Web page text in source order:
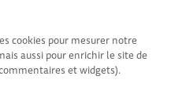
cookies pour mesurer notre
aussi pour enrichir le site de
et widgets).